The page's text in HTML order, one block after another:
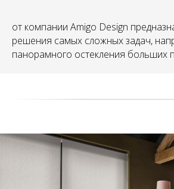
от компании Amigo Design
решения самых сложных задач,
панорамного остекления больших